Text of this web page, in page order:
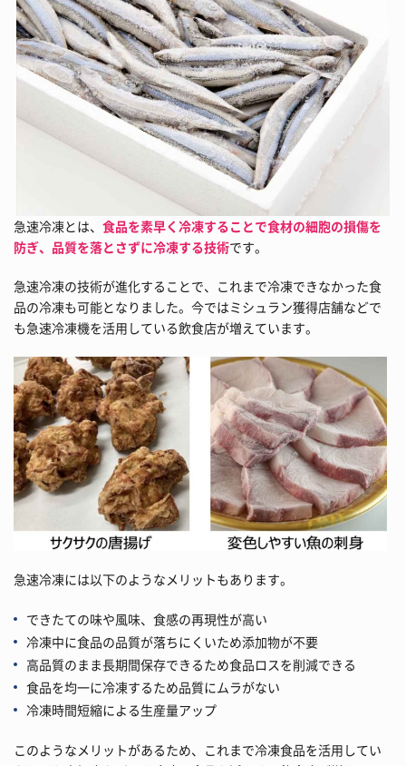
急速冷凍とは、 食品を素早く冷凍することで食材の細胞の損傷を
防ぎ、品質を落とさずに冷凍する技術です。
急速冷凍の技術が進化することで、これまで冷凍できなかった食
品の冷凍も可能となりました。今ではミシュラン獲得店舗などで
も急速冷凍機を活用している飲食店が増えています。
急速冷凍には以下のようなメリットもあります。
できたての味や風味、食感の再現性が高い
冷凍中に食品の品質が落ちにくいため添加物が不要
高品質のまま長期間保存できるため食品ロスを削減できる
食品を均一に冷凍するため品質にムラがない
冷凍時間短縮による生産量アップ
このようなメリットがあるため、これまで冷凍食品を活用してい